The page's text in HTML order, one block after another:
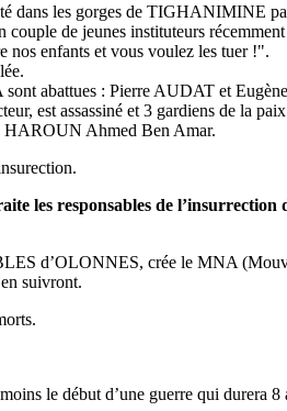
dans les gorges de
de jeunes instituteurs
nos enfants et vous voulez les tuer !".
abattues : Pierre AUDAT et
est assassiné et 3 gardiens de la
HAROUN Ahmed Ben Amar.
les responsables de
d’OLONNES, crée le MNA
suivront.
le début d’une guerre qui durera 8